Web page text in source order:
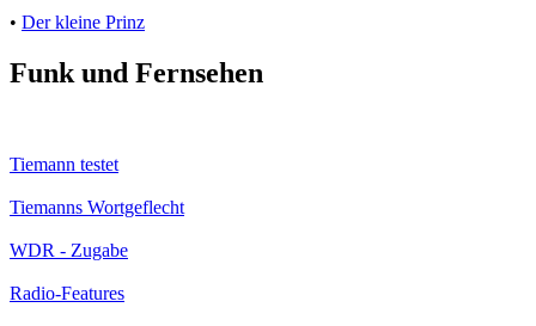
• Der kleine Prinz
Funk und Fernsehen
Tiemann testet
Tiemanns Wortgeflecht
WDR - Zugabe
Radio-Features